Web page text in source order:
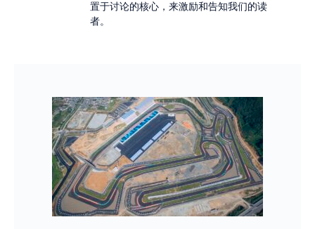
置于讨论的核心，来激励和告知我们的读
者。